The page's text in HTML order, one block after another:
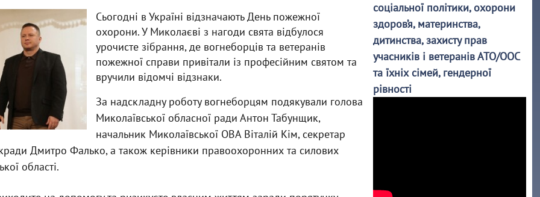
Сьогодні в Україні відзначають День пожежної
охорони. У Миколаєві з нагоди свята відбулося
урочисте зібрання, де вогнеборців та ветеранів
пожежної справи привітали із професійним святом та
вручили відомчі відзнаки.
За надскладну роботу вогнеборцям подякували голова
Миколаївської обласної ради Антон Табунщик,
начальник Миколаївської ОВА Віталій Кім, секретар
Дмитро Фалько, а також керівники правоохоронних та силових
області.
соціальної політики, охорони
здоров’я, материнства,
дитинства, захисту прав
учасників і ветеранів АТО/ООС
та їхніх сімей, гендерної
рівності